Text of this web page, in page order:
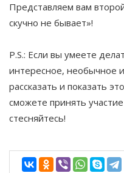
Представляем вам
скучно не бывает»!
P.S.: Если вы умеете
интересное, необычное
рассказать и показать
сможете принять
стесняйтесь!